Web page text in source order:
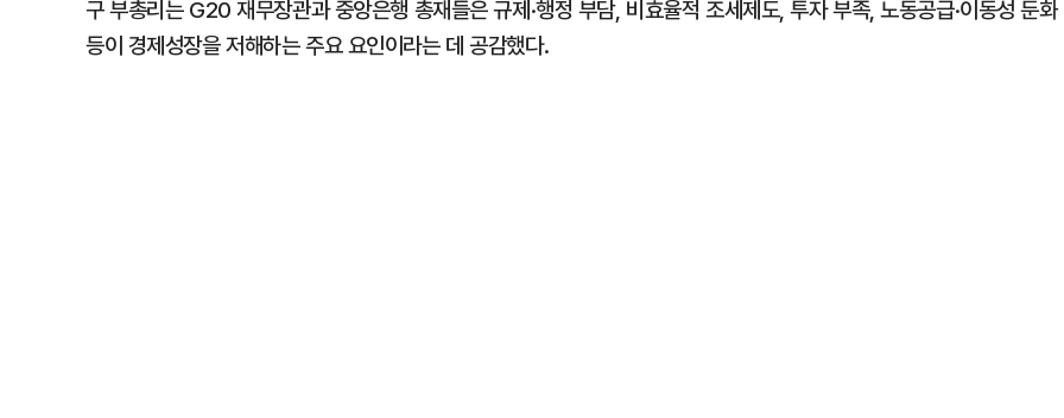
구 부총리는 G20 재무장관과 중앙은행 총재들은 규제·행정 부담, 비효율적 조세제도, 투자 부족, 노동공급·이동성 둔화
등이 경제성장을 저해하는 주요 요인이라는 데 공감했다.